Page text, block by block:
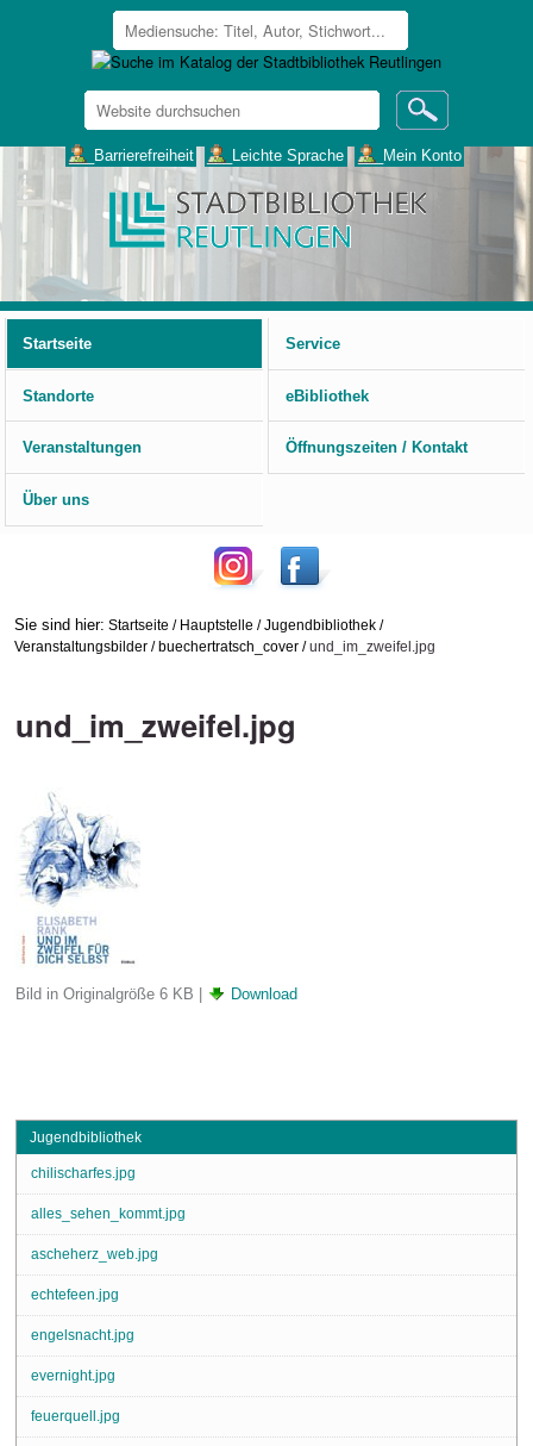
Website
durchsuchen
___Barrierefreiheit ___Leichte Sprache ___Mein Konto
Startseite
Service
Standorte eBibliothek
Veranstaltungen Öffnungszeiten / Kontakt
Über uns
Sie sind hier: Startseite / Hauptstelle /Jugendbibliothek /
Veranstaltungsbilder /buechertratsch_cover /und_im_zweifel.jpg
und_im_zweifel.jpg
Bild in Originalgröße 6 KB | Download
Jugendbibliothek
chilischarfes.jpg
alles_sehen_kommt.jpg
ascheherz_web.jpg
echtefeen.jpg
engelsnacht.jpg
evernight.jpg
feuerquell.jpg